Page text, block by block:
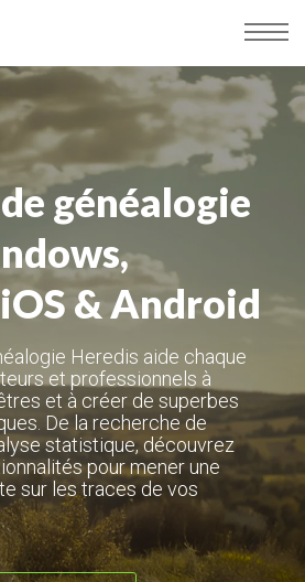
généalogie
& Android
Heredis aide chaque
et professionnels à
et à créer de superbes
De la recherche de
statistique, découvrez
pour mener une
sur les traces de vos